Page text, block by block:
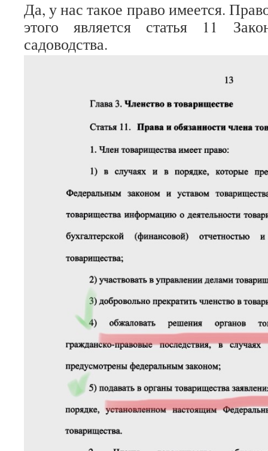
Да, у нас такое право имеется.
этого является статья 11
садоводства.